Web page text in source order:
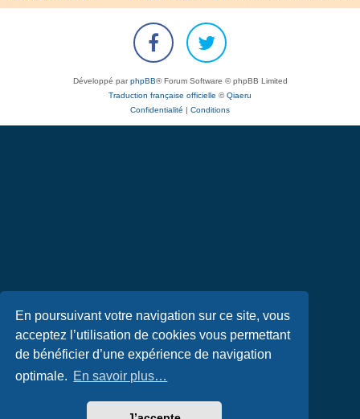
En poursuivant votre navigation sur ce site, vous
acceptez l’utilisation de cookies vous permettant
de bénéficier d’une expérience de navigation
optimale. En savoir plus…
Développé parphpBB® Forum Software © phpBB Limited
Traduction française officielle ©Qiaeru
Confidentialité | Conditions